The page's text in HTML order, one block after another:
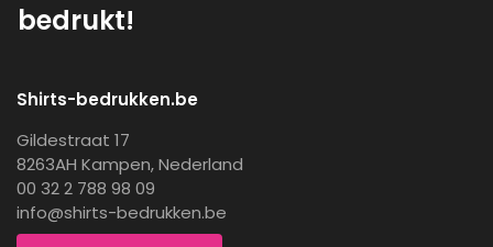
bedrukt!
Shirts-bedrukken.be
Gildestraat 17
8263AH Kampen, Nederland
00 32 2 788 98 09
info@shirts-bedrukken.be